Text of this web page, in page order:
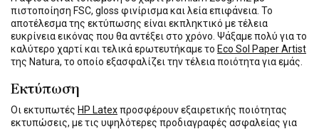
πιστοποίηση FSC, gloss φινίρισμα και λεία επιφάνεια. Το
αποτέλεσμα της εκτύπωσης είναι εκπληκτικό με τέλεια
ευκρίνεια εικόνας που θα αντέξει στο χρόνο. Ψάξαμε πολύ για το
καλύτερο χαρτί και τελικά ερωτευτήκαμε το Eco Sol Paper Artist
της Natura, το οποίο εξασφαλίζει την τέλεια ποιότητα για εμάς.
Εκτύπωση
Οι εκτυπωτές HP Latexπροσφέρουν εξαιρετικής ποιότητας
εκτυπώσεις, με τις υψηλότερες προδιαγραφές ασφαλείας για